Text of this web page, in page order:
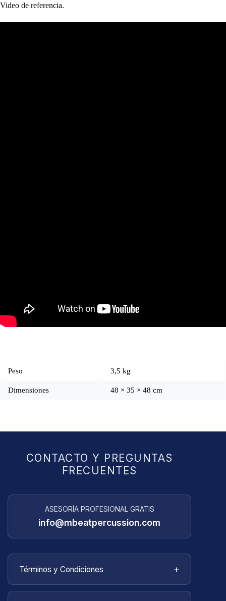
Video de referencia.
Peso 3,5 kg
Dimensiones 48 × 35 × 48 cm
CONTACTO Y PREGUNTAS
FRECUENTES
ASESORÍA PROFESIONAL GRATIS
info@mbeatpercussion.com
Términos y Condiciones +
Bienvenido aMBEATPERCUSSION. Estos